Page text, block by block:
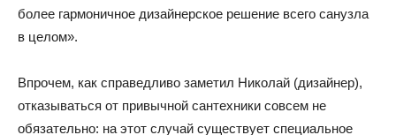
более гармоничное дизайнерское решение всего санузла
в целом».
Впрочем, как справедливо заметил Николай (дизайнер),
отказываться от привычной сантехники совсем не
обязательно: на этот случай существует специальное